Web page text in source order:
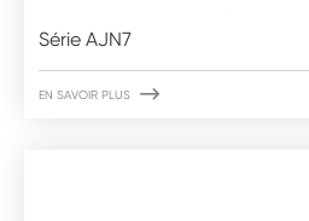
Série AJN7
EN SAVOIR PLUS 